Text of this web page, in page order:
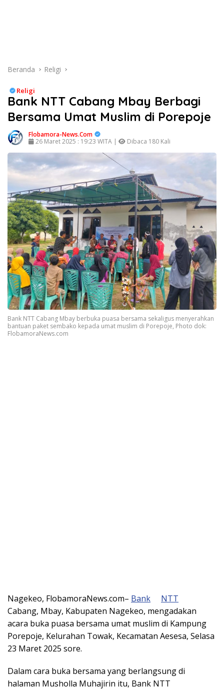
Beranda Religi
Religi
Bank NTT Cabang Mbay Berbagi
Bersama Umat Muslim di Porepoje
Flobamora-News.Com
26 Maret 2025 : 19:23 WITA |
Dibaca 180 Kali
Bank NTT Cabang Mbay berbuka puasa bersama sekaligus menyerahkan
bantuan paket sembako kepada umat muslim di Porepoje, Photo dok:
FlobamoraNews.com
Nagekeo, FlobamoraNews.com– Bank
NTT
Cabang, Mbay, Kabupaten Nagekeo, mengadakan
acara buka puasa bersama umat muslim di Kampung
Porepoje, Kelurahan Towak, Kecamatan Aesesa, Selasa
23 Maret 2025 sore.
Dalam cara buka bersama yang berlangsung di
halaman Musholla Muhajirin itu, Bank NTT